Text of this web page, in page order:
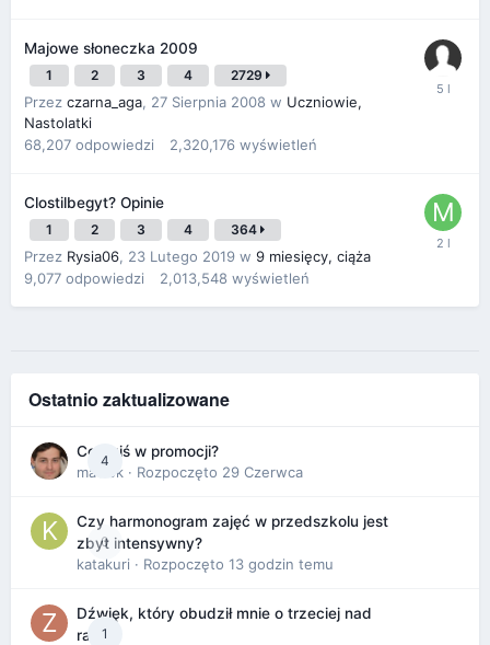
Majowe słoneczka 2009
1 2 3 4 2729
Przez czarna_aga, 27 Sierpnia 2008 w Uczniowie,
Nastolatki
68,207 odpowiedzi 2,320,176 wyświetleń
Clostilbegyt? Opinie
1 2 3 4 364
Przez Rysia06, 23 Lutego 2019 w 9 miesięcy, ciąża
9,077 odpowiedzi 2,013,548 wyświetleń
Ostatnio zaktualizowane
4
Co dziś w promocji?
maciek · Rozpoczęto 29 Czerwca
0
Czy harmonogram zajęć w przedszkolu jest
zbyt intensywny?
katakuri · Rozpoczęto 13 godzin temu
1
Dźwięk, który obudził mnie o trzeciej nad
ranem